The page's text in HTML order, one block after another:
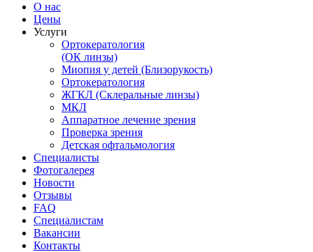
О нас
Цены
Услуги
Ортокератология
(ОК линзы)
Миопия у детей (Близорукость)
Ортокератология
ЖГКЛ (Склеральные линзы)
МКЛ
Аппаратное лечение зрения
Проверка зрения
Детская офтальмология
Специалисты
Фотогалерея
Новости
Отзывы
FAQ
Специалистам
Вакансии
Контакты